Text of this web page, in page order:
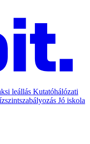
leállás Kutatóhálózati
Jó iskola